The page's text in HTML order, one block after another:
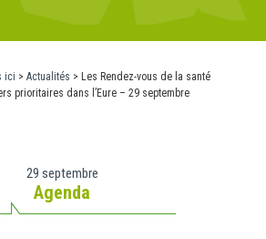
ici > Actualités > Les Rendez-vous de la santé
prioritaires dans l’Eure – 29 septembre
29 septembre
Agenda